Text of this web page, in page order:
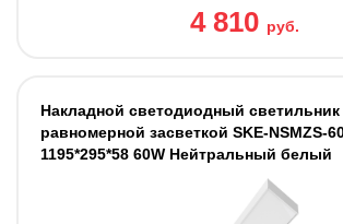
4 810 руб.
Накладной светодиодный светильник
равномерной засветкой SKE-NSMZS-
1195*295*58 60W Нейтральный белый